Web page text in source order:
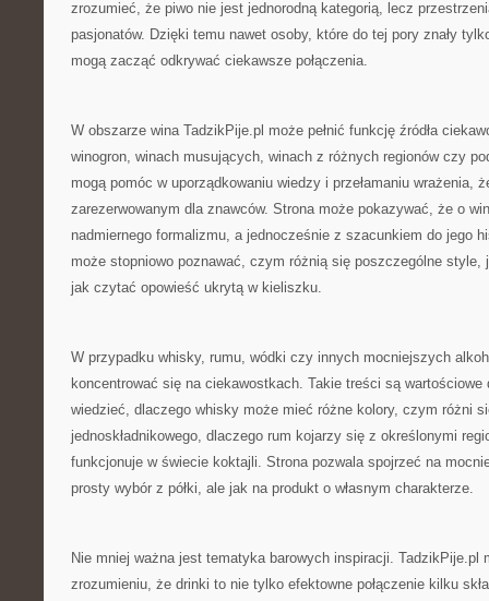
zrozumieć, że piwo nie jest jednorodną kategorią, lecz
pasjonatów. Dzięki temu nawet osoby, które do tej pory znały
mogą zacząć odkrywać ciekawsze połączenia.
W obszarze wina TadzikPije.pl może pełnić funkcję źródła
winogron, winach musujących, winach z różnych regionów czy
mogą pomóc w uporządkowaniu wiedzy i przełamaniu wrażenia,
zarezerwowanym dla znawców. Strona może pokazywać, że o
nadmiernego formalizmu, a jednocześnie z szacunkiem do jego
może stopniowo poznawać, czym różnią się poszczególne style,
jak czytać opowieść ukrytą w kieliszku.
W przypadku whisky, rumu, wódki czy innych mocniejszych
koncentrować się na ciekawostkach. Takie treści są
wiedzieć, dlaczego whisky może mieć różne kolory, czym różni
jednoskładnikowego, dlaczego rum kojarzy się z określonymi
funkcjonuje w świecie koktajli. Strona pozwala spojrzeć na
prosty wybór z półki, ale jak na produkt o własnym charakterze.
Nie mniej ważna jest tematyka barowych inspiracji. TadzikPije.pl
zrozumieniu, że drinki to nie tylko efektowne połączenie kilku